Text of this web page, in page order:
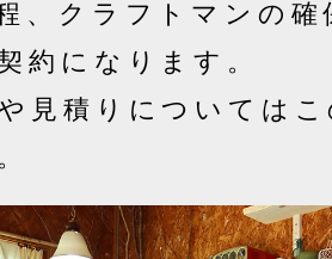
、クラフトマンの
約になります。
見積りについては